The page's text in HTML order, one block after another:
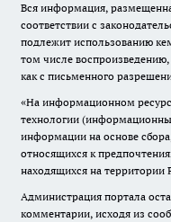
Вся информация,
соответствии с
подлежит использованию
том числе
как с письменного
«На информационном
технологии
информации на основе
относящихся к
находящихся на территории
Администрация портала
комментарии, исходя из